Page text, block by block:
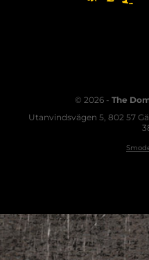
© 2026 - The
Utanvindsvägen 5, 802 57